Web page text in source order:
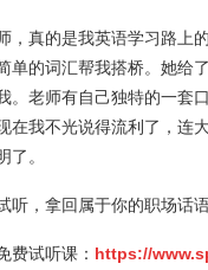
，真的是我英语学习路上
单的词汇帮我搭桥。她给
。老师有自己独特的一套
在我不光说得流利了，连
了。
听，拿回属于你的职场话
费试听课： https://